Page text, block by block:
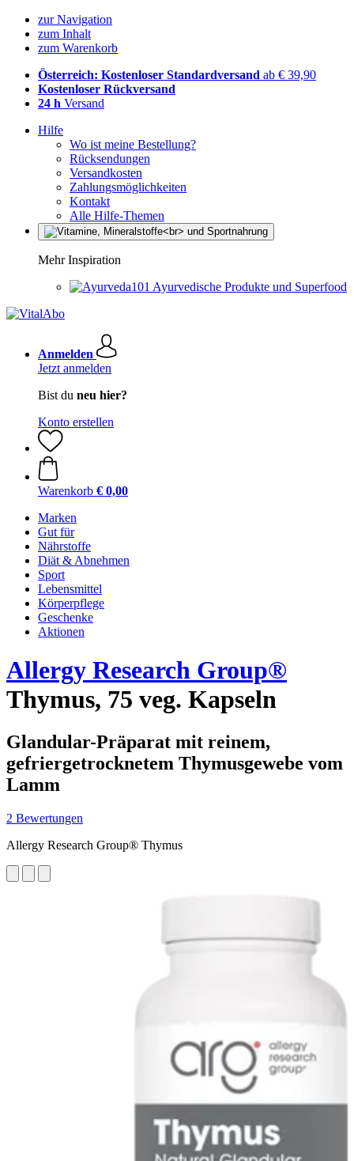
zur Navigation
zum Inhalt
zum Warenkorb
Österreich: Kostenloser Standardversand ab € 39,90
Kostenloser Rückversand
24 h Versand
Hilfe
Wo ist meine Bestellung?
Rücksendungen
Versandkosten
Zahlungsmöglichkeiten
Kontakt
Alle Hilfe-Themen
Mehr Inspiration
Ayurvedische Produkte und Superfood
Anmelden
Jetzt anmelden
Bist du neu hier?
Konto erstellen
Warenkorb € 0,00
Marken
Gut für
Nährstoffe
Diät & Abnehmen
Sport
Lebensmittel
Körperpflege
Geschenke
Aktionen
Allergy Research Group®
Thymus, 75 veg. Kapseln
Glandular-Präparat mit reinem,
gefriergetrocknetem Thymusgewebe vom
Lamm
2 Bewertungen
Allergy Research Group® Thymus